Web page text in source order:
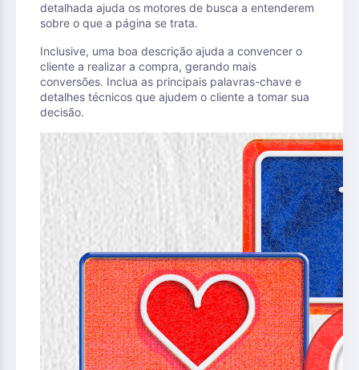
detalhada ajuda os motores de busca a entenderem
sobre o que a página se trata.
Inclusive, uma boa descrição ajuda a convencer o
cliente a realizar a compra, gerando mais
conversões. Inclua as principais palavras-chave e
detalhes técnicos que ajudem o cliente a tomar sua
decisão.